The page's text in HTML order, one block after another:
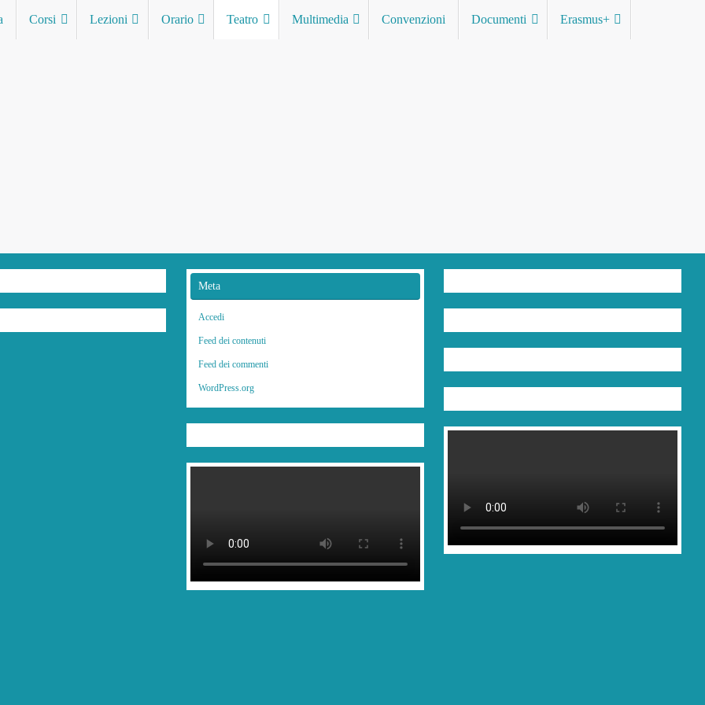
Corsi Lezioni Orario Teatro Multimedia Convenzioni Documenti Erasmus+
Meta
Accedi
Feed dei contenuti
Feed dei commenti
WordPress.org